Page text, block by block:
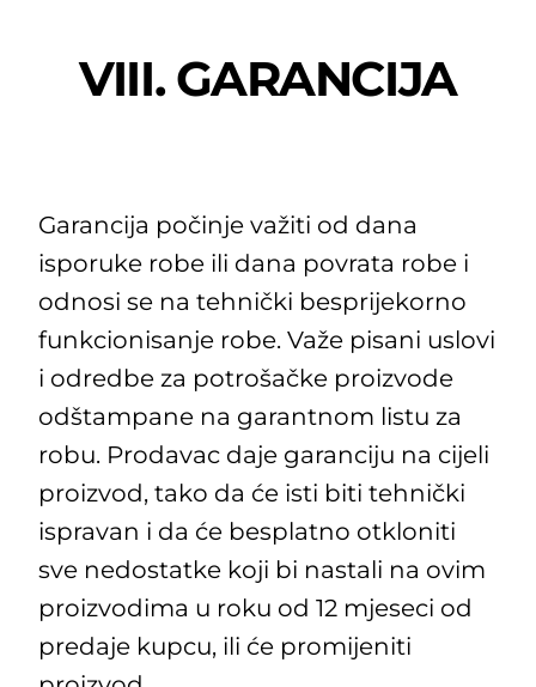
VIII. GARANCIJA
Garancija počinje važiti od dana
isporuke robe ili dana povrata robe i
odnosi se na tehnički besprijekorno
funkcionisanje robe. Važe pisani uslovi
i odredbe za potrošačke proizvode
odštampane na garantnom listu za
robu. Prodavac daje garanciju na cijeli
proizvod, tako da će isti biti tehnički
ispravan i da će besplatno otkloniti
sve nedostatke koji bi nastali na ovim
proizvodima u roku od 12 mjeseci od
predaje kupcu, ili će promijeniti